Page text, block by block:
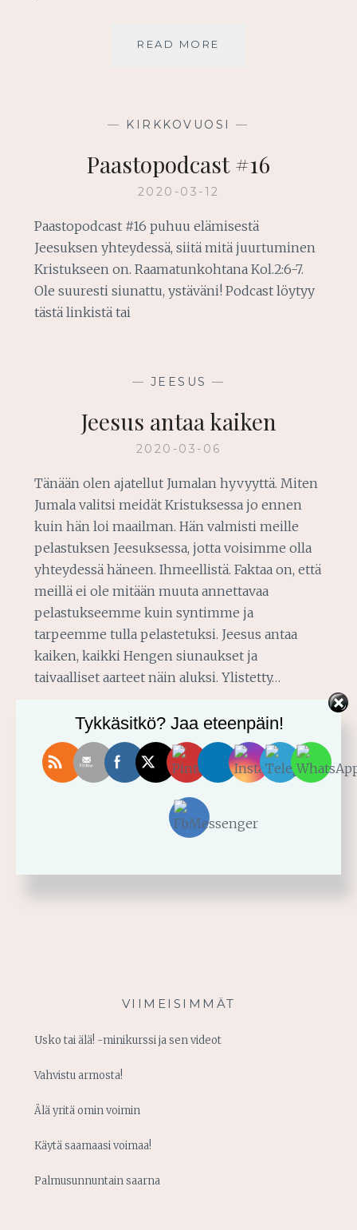
READ MORE
— KIRKKOVUOSI —
Paastopodcast #16
2020-03-12
Paastopodcast #16 puhuu elämisestä
Jeesuksen yhteydessä, siitä mitä juurtuminen
Kristukseen on. Raamatunkohtana Kol.2:6-7.
Ole suuresti siunattu, ystäväni! Podcast löytyy
tästä linkistä tai
— JEESUS —
Jeesus antaa kaiken
2020-03-06
Tänään olen ajatellut Jumalan hyvyyttä. Miten
Jumala valitsi meidät Kristuksessa jo ennen
kuin hän loi maailman. Hän valmisti meille
pelastuksen Jeesuksessa, jotta voisimme olla
yhteydessä häneen. Ihmeellistä. Faktaa on, että
meillä ei ole mitään muuta annettavaa
pelastukseemme kuin syntimme ja
tarpeemme tulla pelastetuksi. Jeesus antaa
kaiken, kaikki Hengen siunaukset ja
taivaalliset aarteet näin aluksi. Ylistetty…
READ MOREJEESUS
ANTAA
KAIKEN
TERVETULOA BLOGIINI!
VIIMEISIMMÄT
Usko tai älä! -minikurssi ja sen videot
Vahvistu armosta!
Älä yritä omin voimin
Käytä saamaasi voimaa!
Palmusunnuntain saarna
Tykkäsitkö? Jaa eteenpäin!